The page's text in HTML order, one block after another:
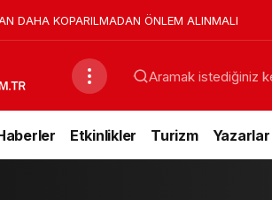
DAHA KOPARILMADAN ÖNLEM ALINMALI
Aramak istediğiniz
Etkinlikler Turizm Yazarlar